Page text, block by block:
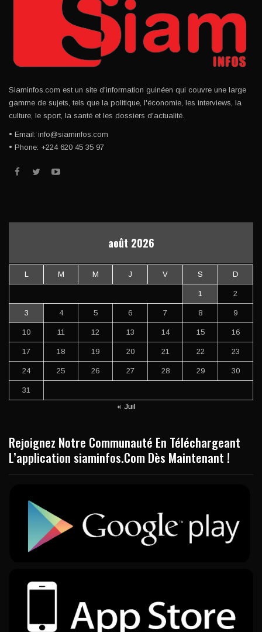
Siaminfos.com est un site d'information guinéen qui couvre une large
gamme de sujets, tels que la politique, l'économie, les interviews, la
culture, le sport, la santé et les dossiers d'actualité.
• Email: info@siaminfos.com
• Phone: +224 620 45 35 97
août 2026
L M M J V S D
1 2
3 4 5 6 7 8 9
10 11 12 13 14 15 16
17 18 19 20 21 22 23
24 25 26 27 28 29 30
31
« Juil
Rejoignez Notre Communauté En Téléchargeant
L’application siaminfos.Com Dès Maintenant !